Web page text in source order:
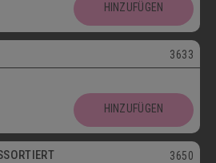
HINZUFÜGEN
3633
HINZUFÜGEN
3650